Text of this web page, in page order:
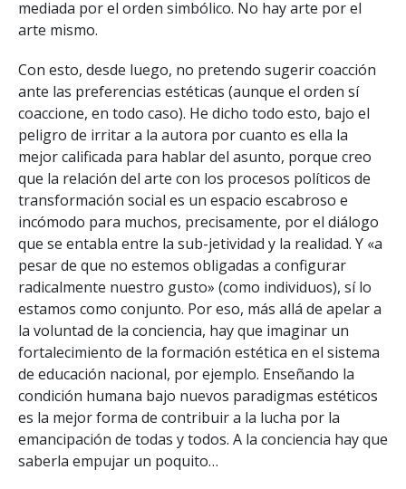
mediada por el orden simbólico. No hay arte por el
arte mismo.
Con esto, desde luego, no pretendo sugerir coacción
ante las preferencias estéticas (aunque el orden sí
coaccione, en todo caso). He dicho todo esto, bajo el
peligro de irritar a la autora por cuanto es ella la
mejor calificada para hablar del asunto, porque creo
que la relación del arte con los procesos políticos de
transformación social es un espacio escabroso e
incómodo para muchos, precisamente, por el diálogo
que se entabla entre la sub-jetividad y la realidad. Y «a
pesar de que no estemos obligadas a configurar
radicalmente nuestro gusto» (como individuos), sí lo
estamos como conjunto. Por eso, más allá de apelar a
la voluntad de la conciencia, hay que imaginar un
fortalecimiento de la formación estética en el sistema
de educación nacional, por ejemplo. Enseñando la
condición humana bajo nuevos paradigmas estéticos
es la mejor forma de contribuir a la lucha por la
emancipación de todas y todos. A la conciencia hay que
saberla empujar un poquito…